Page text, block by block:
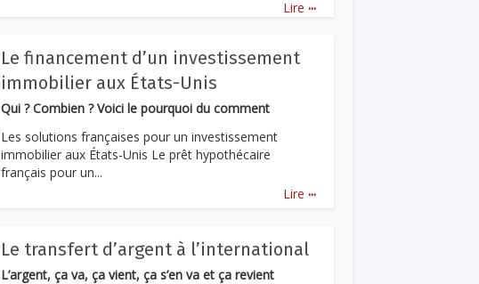
Lire ...
Le financement d’un investissement
immobilier aux États-Unis
Qui ? Combien ? Voici le pourquoi du comment
Les solutions françaises pour un investissement
immobilier aux États-Unis Le prêt hypothécaire
français pour un...
Lire ...
Le transfert d’argent à l’international
L’argent, ça va, ça vient, ça s’en va et ça revient